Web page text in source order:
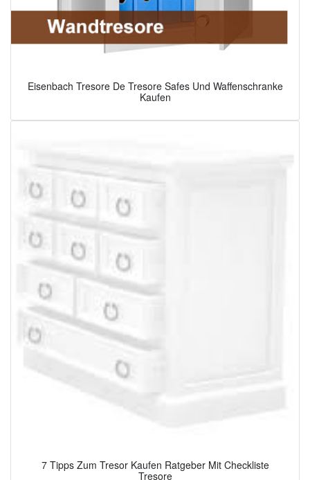
Eisenbach Tresore De Tresore Safes Und Waffenschranke
Kaufen
7 Tipps Zum Tresor Kaufen Ratgeber Mit Checkliste
Tresore